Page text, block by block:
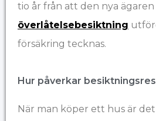
tio år från att den nya
överlåtelsebesiktning
försäkring tecknas.
Hur påverkar
När man köper ett hus är